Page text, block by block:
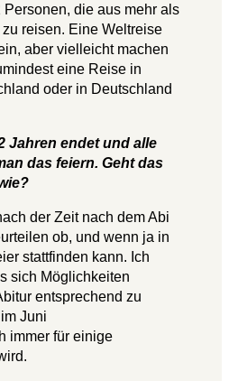
die aus mehr als
reisen. Eine Weltreise
aber vielleicht machen
eine Reise in
oder in Deutschland
Jahren endet und alle
das feiern. Geht das
der Zeit nach dem Abi
ob, und wenn ja in
stattfinden kann. Ich
sich Möglichkeiten
entsprechend zu
Juni
immer für einige